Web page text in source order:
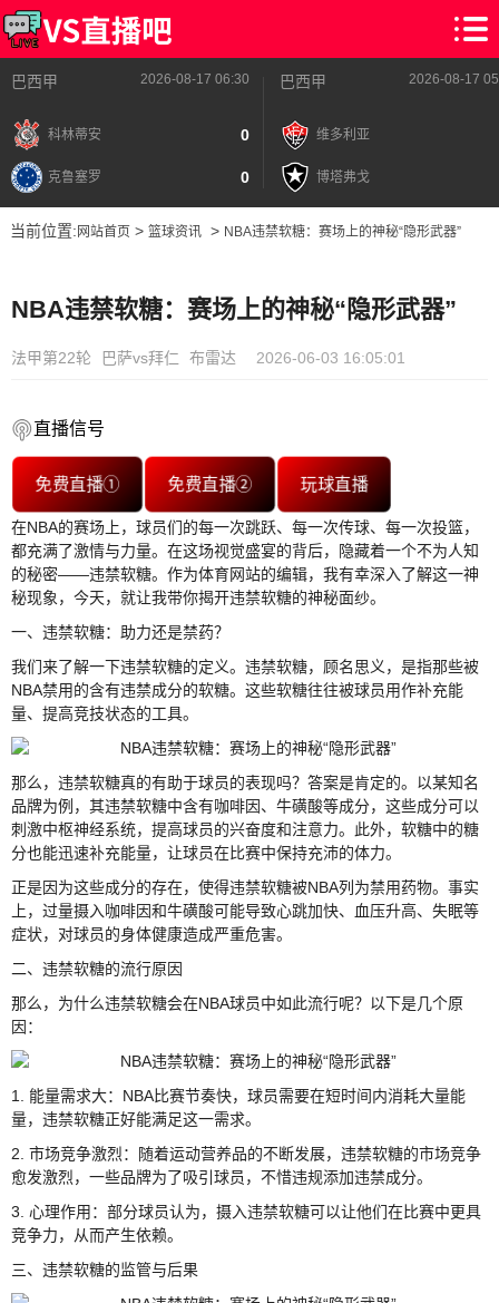
巴西甲 2026-08-17 06:30
科林蒂安 0
克鲁塞罗 0
巴西甲 2026-08-17
维多利亚
博塔弗戈
当前位置: 网站首页> 篮球资讯> NBA违禁软糖：赛场上的神秘“隐形武器”
NBA违禁软糖：赛场上的神秘“隐形武器”
法甲第22轮 巴萨vs拜仁 布雷达 2026-06-03 16:05:01
直播信号
免费直播① 免费直播② 玩球直播
在NBA的赛场上，球员们的每一次跳跃、每一次传球、每一次投篮，
都充满了激情与力量。在这场视觉盛宴的背后，隐藏着一个不为人知
的秘密——违禁软糖。作为体育网站的编辑，我有幸深入了解这一神
秘现象，今天，就让我带你揭开违禁软糖的神秘面纱。
一、违禁软糖：助力还是禁药？
我们来了解一下违禁软糖的定义。违禁软糖，顾名思义，是指那些被
NBA禁用的含有违禁成分的软糖。这些软糖往往被球员用作补充能
量、提高竞技状态的工具。
那么，违禁软糖真的有助于球员的表现吗？答案是肯定的。以某知名
品牌为例，其违禁软糖中含有咖啡因、牛磺酸等成分，这些成分可以
刺激中枢神经系统，提高球员的兴奋度和注意力。此外，软糖中的糖
分也能迅速补充能量，让球员在比赛中保持充沛的体力。
正是因为这些成分的存在，使得违禁软糖被NBA列为禁用药物。事实
上，过量摄入咖啡因和牛磺酸可能导致心跳加快、血压升高、失眠等
症状，对球员的身体健康造成严重危害。
二、违禁软糖的流行原因
那么，为什么违禁软糖会在NBA球员中如此流行呢？以下是几个原
因：
1. 能量需求大：NBA比赛节奏快，球员需要在短时间内消耗大量能
量，违禁软糖正好能满足这一需求。
2. 市场竞争激烈：随着运动营养品的不断发展，违禁软糖的市场竞争
愈发激烈，一些品牌为了吸引球员，不惜违规添加违禁成分。
3. 心理作用：部分球员认为，摄入违禁软糖可以让他们在比赛中更具
竞争力，从而产生依赖。
三、违禁软糖的监管与后果